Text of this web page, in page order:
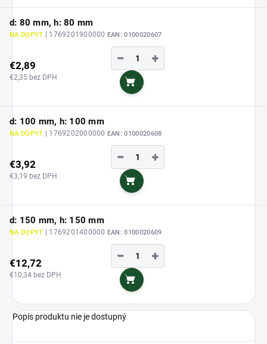
d: 80 mm, h: 80 mm
NA DOPYT | 1769201900000 EAN: 0100020607
€2,89
€2,35 bez DPH
+
−
Do košíka
d: 100 mm, h: 100 mm
NA DOPYT | 1769202000000 EAN: 0100020608
€3,92
€3,19 bez DPH
+
−
Do košíka
d: 150 mm, h: 150 mm
NA DOPYT | 1769201400000 EAN: 0100020609
€12,72
€10,34 bez DPH
+
−
Do košíka
Popis produktu nie je dostupný